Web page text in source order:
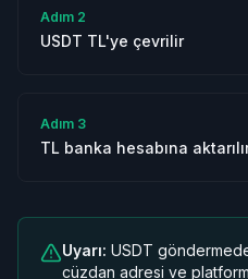
Adım 2
USDT TL'ye çevrilir
Adım 3
TL banka hesabına
Uyarı: USDT
cüzdan adresi ve